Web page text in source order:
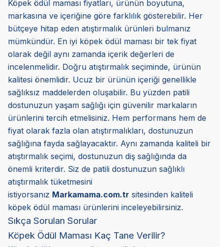
Köpek ödül maması fiyatları, ürünün boyutuna,
markasına ve içeriğine göre farklılık gösterebilir. Her
bütçeye hitap eden atıştırmalık ürünleri bulmanız
mümkündür. En iyi köpek ödül maması bir tek fiyat
olarak değil aynı zamanda içerik değerleri de
incelenmelidir. Doğru atıştırmalık seçiminde, ürünün
kalitesi önemlidir. Ucuz bir ürünün içeriği genellikle
sağlıksız maddelerden oluşabilir. Bu yüzden patili
dostunuzun yaşam sağlığı için güvenilir markaların
ürünlerini tercih etmelisiniz. Hem performans hem de
fiyat olarak fazla olan atıştırmalıkları, dostunuzun
sağlığına fayda sağlayacaktır. Aynı zamanda kaliteli bir
atıştırmalık seçimi, dostunuzun diş sağlığında da
önemli kriterdir. Siz de patili dostunuzun sağlıklı
atıştırmalık tüketmesini
istiyorsanız Markamama.com.tr sitesinden kaliteli
köpek ödül maması ürünlerini inceleyebilirsiniz.
Sıkça Sorulan Sorular
Köpek Ödül Maması Kaç Tane Verilir?